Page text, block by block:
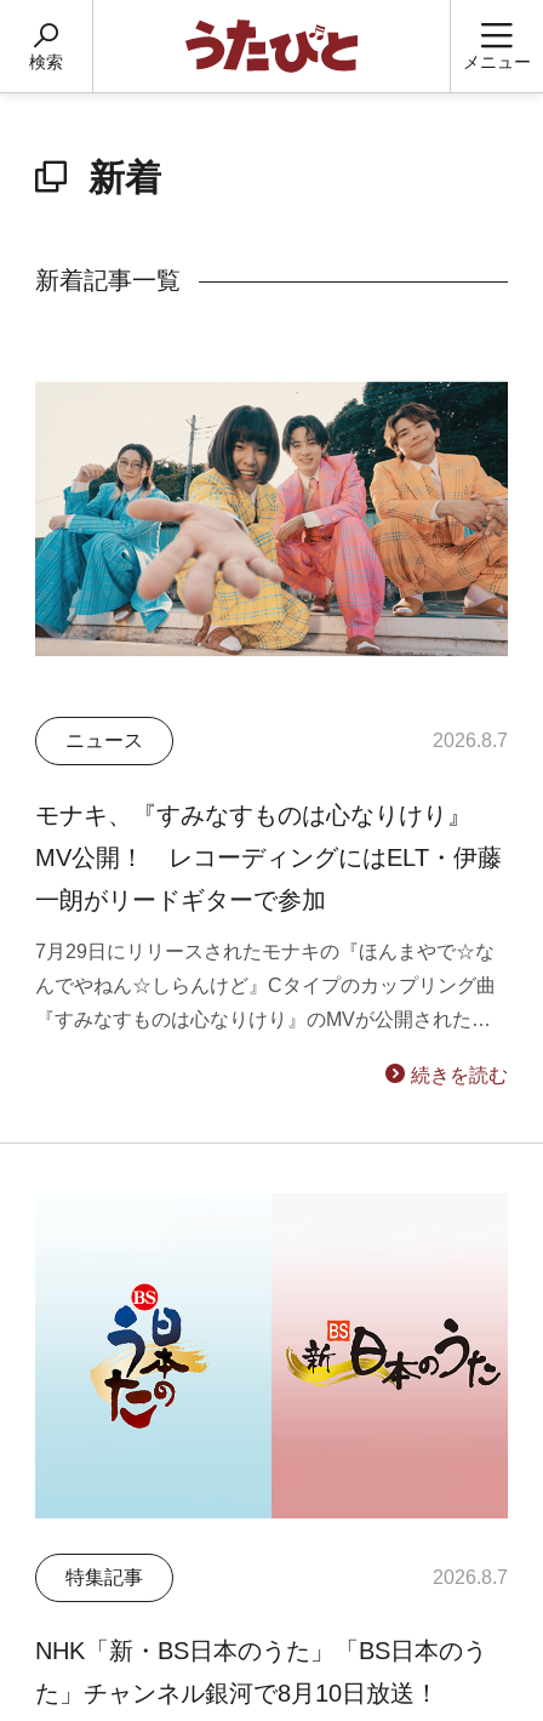
検索 メニュー
新着
新着記事一覧
ニュース 2026.8.7
モナキ、『すみなすものは心なりけり』
MV公開！ レコーディングにはELT・伊藤
一朗がリードギターで参加
7月29日にリリースされたモナキの『ほんまやで☆な
んでやねん☆しらんけど』Cタイプのカップリング曲
『すみなすものは心なりけり』のMVが公開された…
続きを読む
特集記事 2026.8.7
NHK「新・BS日本のうた」「BS日本のう
た」チャンネル銀河で8月10日放送！